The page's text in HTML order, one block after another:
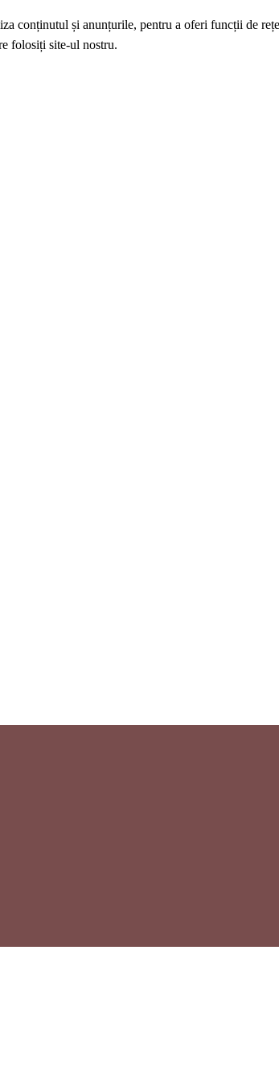
conținutul și anunțurile, pentru a oferi funcții de
folosiți site-ul nostru.